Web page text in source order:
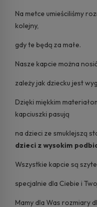
Na metce umieściliśmy
kolejny,
gdy te będą za małe.
Nasze kapcie można
zależy jak dziecku jest
Dzięki miękkim
kapciuszki pasują
na dzieci ze smuklejszą
dzieci z wysokim
Wszystkie kapcie są
specjalnie dla Ciebie i
Mamy dla Was rozmiary